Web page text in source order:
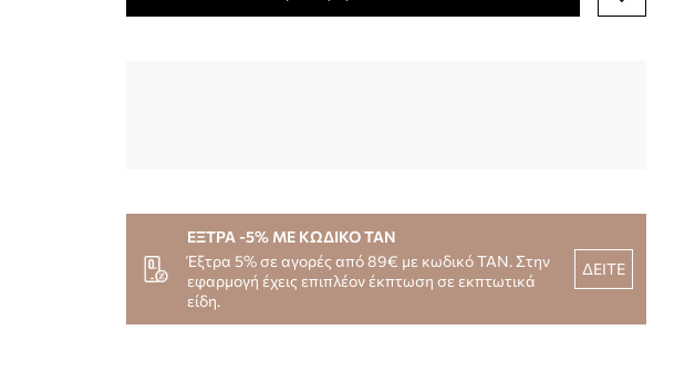
ΕΞΤΡΑ -5% ΜΕ ΚΩΔΙΚΟ TAN
Έξτρα 5% σε αγορές από 89€ με κωδικό TAN. Στην
εφαρμογή έχεις επιπλέον έκπτωση σε εκπτωτικά
είδη.
ΔΕΙΤΕ